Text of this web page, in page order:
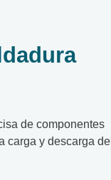
de componentes
carga y descarga del